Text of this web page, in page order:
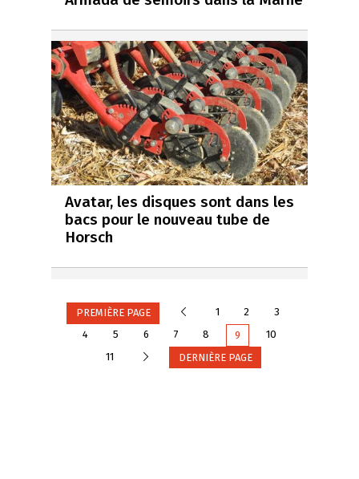
Avatar, les disques sont dans les
bacs pour le nouveau tube de
Horsch
PREMIÈRE PAGE Précédente
1 2
3
4
5 6 7 8 9
10
11
SuivanteDERNIÈRE PAGE